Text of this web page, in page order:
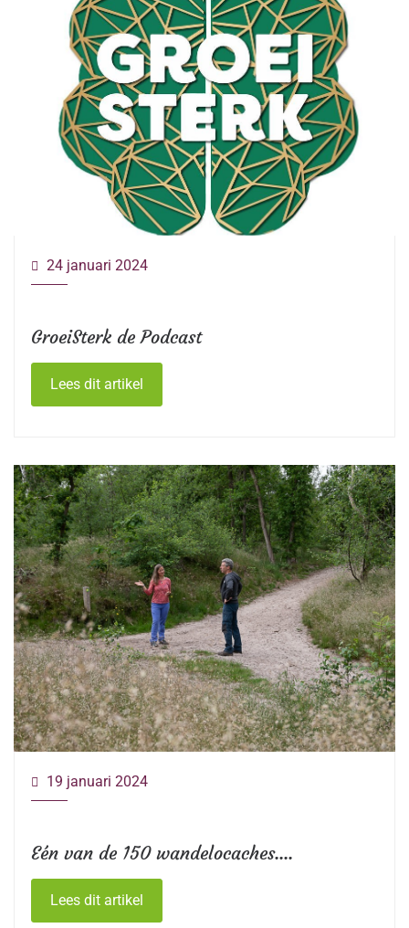
GroeiSterk de Podcast
24 januari 2024
Lees dit artikel
Eén van de 150 wandelocaches....
19 januari 2024
Lees dit artikel